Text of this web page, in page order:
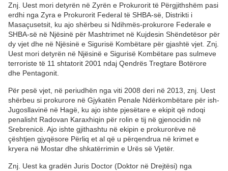
Znj. Uest mori detyrën në Zyrën e Prokurorit të Përgjithshëm pasi
erdhi nga Zyra e Prokurorit Federal të SHBA-së, Distrikti i
Masaçusetsit, ku ajo shërbeu si Ndihmës-prokurore Federale e
SHBA-së në Njësinë për Mashtrimet në Kujdesin Shëndetësor për
dy vjet dhe në Njësinë e Sigurisë Kombëtare për gjashtë vjet. Znj.
Uest mori detyrën në Njësinë e Sigurisë Kombëtare pas sulmeve
terroriste të 11 shtatorit 2001 ndaj Qendrës Tregtare Botërore
dhe Pentagonit.
Për pesë vjet, në periudhën nga viti 2008 deri në 2013, znj. Uest
shërbeu si prokurore në Gjykatën Penale Ndërkombëtare për ish-
Jugosllavinë në Hagë, ku ajo ishte pjesëtare e ekipit që ndoqi
penalisht Radovan Karaxhiqin për rolin e tij në gjenocidin në
Srebrenicë. Ajo ishte gjithashtu në ekipin e prokurorëve në
çështjen gjyqësore Përliq et al që u përqendrua në krimet e
kryera në Mostar dhe shkatërrimin e Urës së Vjetër.
Znj. Uest ka gradën Juris Doctor (Doktor në Drejtësi) nga